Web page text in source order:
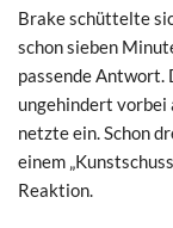
Brake schüttelte
schon sieben
passende Antwort.
ungehindert vorbei
netzte ein. Schon
einem
Reaktion.